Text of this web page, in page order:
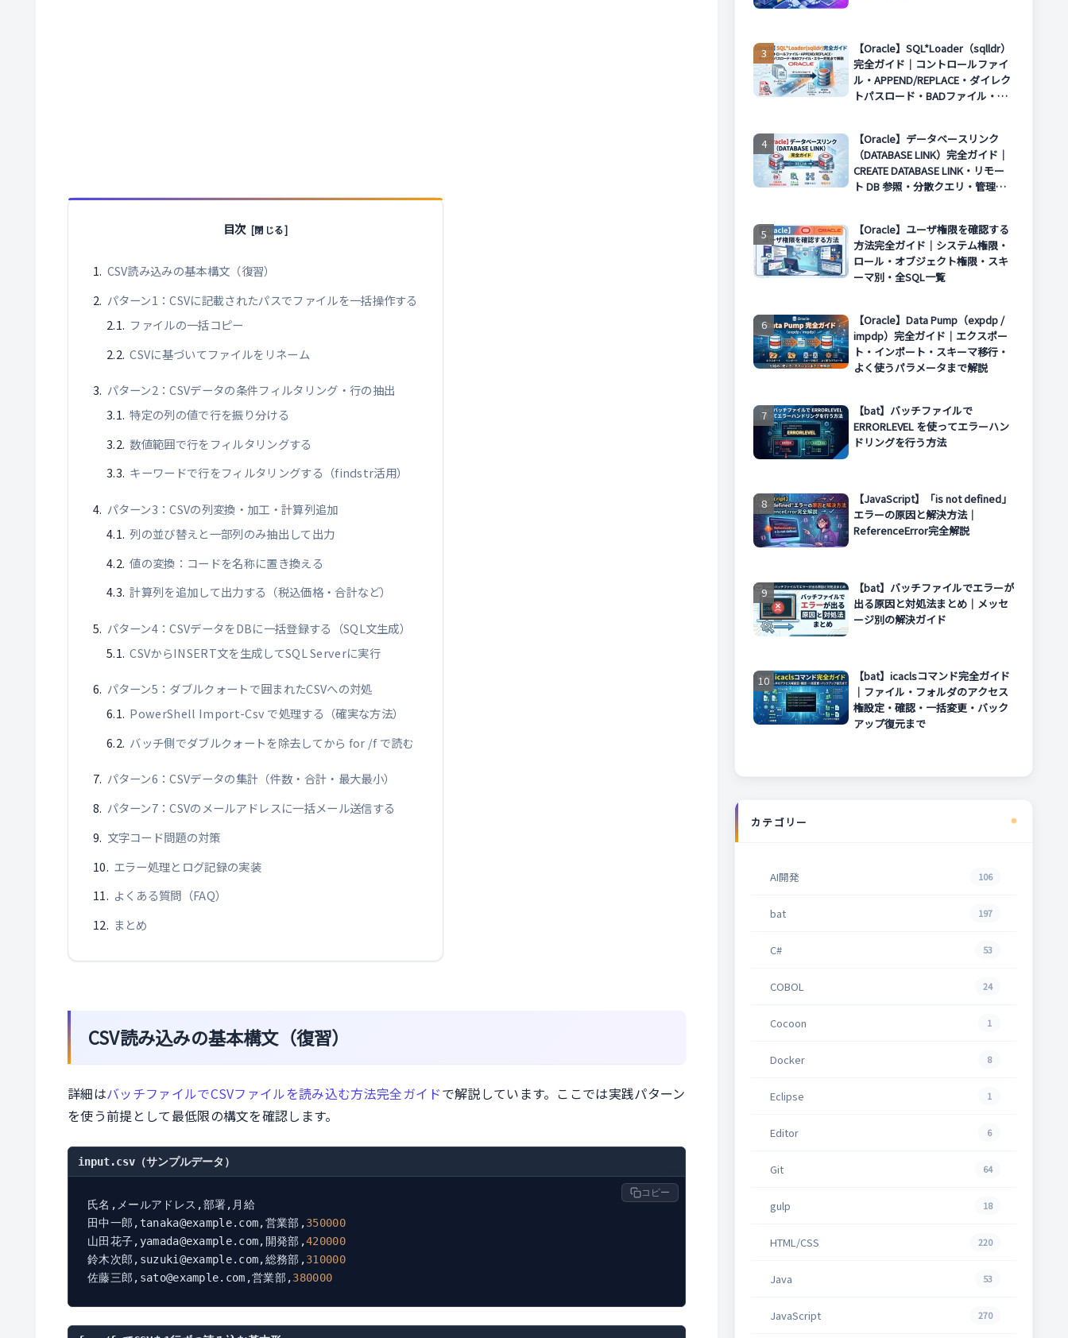
目次
CSV読み込みの基本構文（復習）
パターン1：CSVに記載されたパスでファイルを一括操作する
ファイルの一括コピー
CSVに基づいてファイルをリネーム
パターン2：CSVデータの条件フィルタリング・行の抽出
特定の列の値で行を振り分ける
数値範囲で行をフィルタリングする
キーワードで行をフィルタリングする（findstr活用）
パターン3：CSVの列変換・加工・計算列追加
列の並び替えと一部列のみ抽出して出力
値の変換：コードを名称に置き換える
計算列を追加して出力する（税込価格・合計など）
パターン4：CSVデータをDBに一括登録する（SQL文生成）
CSVからINSERT文を生成してSQL Serverに実行
パターン5：ダブルクォートで囲まれたCSVへの対処
PowerShell Import-Csv で処理する（確実な方法）
バッチ側でダブルクォートを除去してから for /f で読む
パターン6：CSVデータの集計（件数・合計・最大最小）
パターン7：CSVのメールアドレスに一括メール送信する
文字コード問題の対策
エラー処理とログ記録の実装
よくある質問（FAQ）
まとめ
CSV読み込みの基本構文（復習）
詳細はバッチファイルでCSVファイルを読み込む方法完全ガイドで解説しています。ここでは実践パターン
を使う前提として最低限の構文を確認します。
input.csv（サンプルデータ）
氏名,メールアドレス,部署,月給
田中一郎,tanaka@example.com,営業部,350000
山田花子,yamada@example.com,開発部,420000
鈴木次郎,suzuki@example.com,総務部,310000
佐藤三郎,sato@example.com,営業部,380000
コピー
【Oracle】SQL*Loader（sqlldr）
完全ガイド｜コントロールファイ
ル・APPEND/REPLACE・ダイレク
トパスロード・BADファイル・エ
【Oracle】データベースリンク
（DATABASE LINK）完全ガイド｜
CREATE DATABASE LINK・リモー
ト DB 参照・分散クエリ・管理方
【Oracle】ユーザ権限を確認する
方法完全ガイド｜システム権限・
ロール・オブジェクト権限・スキ
ーマ別・全SQL一覧
【Oracle】Data Pump（expdp /
impdp）完全ガイド｜エクスポー
ト・インポート・スキーマ移行・
よく使うパラメータまで解説
【bat】バッチファイルで
ERRORLEVEL を使ってエラーハン
ドリングを行う方法
【JavaScript】「is not defined」
エラーの原因と解決方法｜
ReferenceError完全解説
【bat】バッチファイルでエラーが
出る原因と対処法まとめ｜メッセ
ージ別の解決ガイド
【bat】icaclsコマンド完全ガイド
｜ファイル・フォルダのアクセス
権設定・確認・一括変更・バック
アップ復元まで
カテゴリー
AI開発 106
bat 197
C# 53
COBOL 24
Cocoon 1
Docker 8
Eclipse 1
Editor 6
Git 64
gulp 18
HTML/CSS 220
Java 53
JavaScript 270